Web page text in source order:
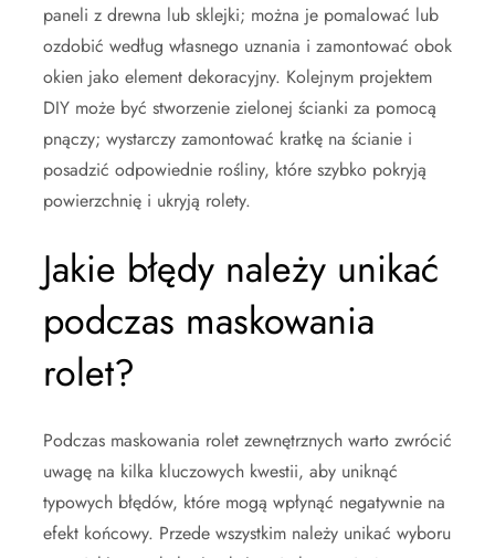
paneli z drewna lub sklejki; można je pomalować lub
ozdobić według własnego uznania i zamontować obok
okien jako element dekoracyjny. Kolejnym projektem
DIY może być stworzenie zielonej ścianki za pomocą
pnączy; wystarczy zamontować kratkę na ścianie i
posadzić odpowiednie rośliny, które szybko pokryją
powierzchnię i ukryją rolety.
Jakie błędy należy unikać
podczas maskowania
rolet?
Podczas maskowania rolet zewnętrznych warto zwrócić
uwagę na kilka kluczowych kwestii, aby uniknąć
typowych błędów, które mogą wpłynąć negatywnie na
efekt końcowy. Przede wszystkim należy unikać wyboru